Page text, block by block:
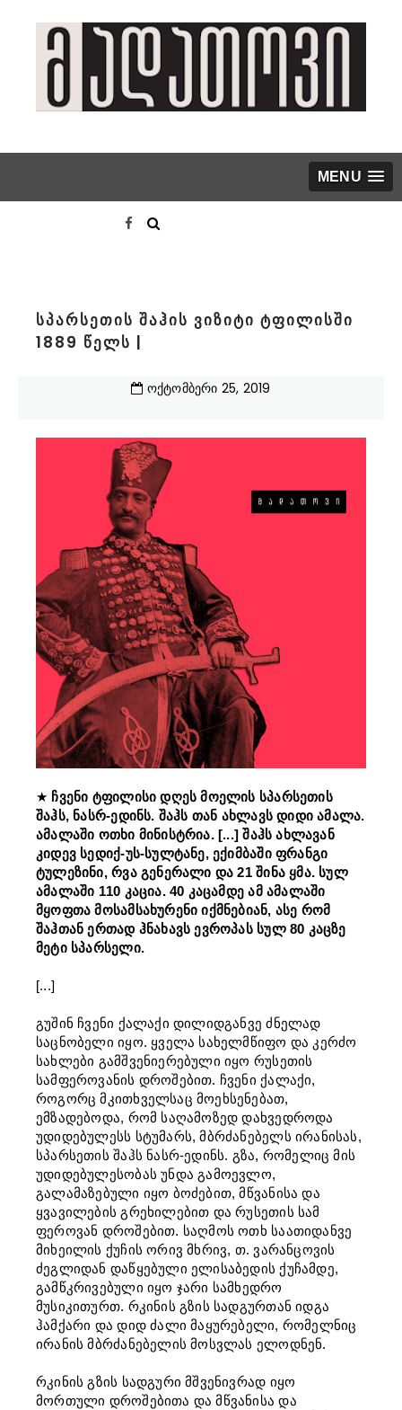
MENU
სპარსეთის შაჰის ვიზიტი ტფილისში
1889 წელს |
ოქტომბერი 25, 2019
★ ჩვენი ტფილისი დღეს მოელის სპარსეთის
შაჰს, ნასრ-ედინს. შაჰს თან ახლავს დიდი ამალა.
ამალაში ოთხი მინისტრია. [...] შაჰს ახლავან
კიდევ სედიქ-უს-სულტანე, ექიმბაში ფრანგი
ტულეზინი, რვა გენერალი და 21 შინა ყმა. სულ
ამალაში 110 კაცია. 40 კაცამდე ამ ამალაში
მყოფთა მოსამსახურენი იქმნებიან, ასე რომ
შაჰთან ერთად ჰნახავს ევროპას სულ 80 კაცზე
მეტი სპარსელი.
[...]
გუშინ ჩვენი ქალაქი დილიდგანვე ძნელად
საცნობელი იყო. ყველა სახელმწიფო და კერძო
სახლები გამშვენიერებული იყო რუსეთის
სამფეროვანის დროშებით. ჩვენი ქალაქი,
როგორც მკითხველსაც მოეხსენებათ,
ემზადებოდა, რომ საღამოზედ დახვედროდა
უდიდებულესს სტუმარს, მბრძანებელს ირანისას,
სპარსეთის შაჰს ნასრ-ედინს. გზა, რომელიც მის
უდიდებულესობას უნდა გამოევლო,
გალამაზებული იყო ბოძებით, მწვანისა და
ყვავილების გრეხილებით და რუსეთის სამ
ფეროვან დროშებით. საღმოს ოთხ საათიდანვე
მიხეილის ქუჩის ორივ მხრივ, თ. ვარანცოვის
ძეგლიდან დაწყებული ელისაბედის ქუჩამდე,
გამწკრივებული იყო ჯარი სამხედრო
მუსიკითურთ. რკინის გზის სადგურთან იდგა
ჰამქარი და დიდ ძალი მაყურებელი, რომელნიც
ირანის მბრძანებელის მოსვლას ელოდნენ.
რკინის გზის სადგური მშვენივრად იყო
მორთული დროშებითა და მწვანისა და